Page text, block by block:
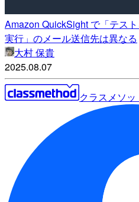
Amazon QuickSight で「テス
実行」のメール送信先は異なる
大村 保貴
2025.08.07
クラスメソ